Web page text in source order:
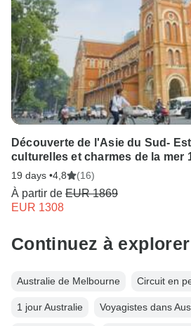
Découverte de l'Asie du Sud-
culturelles et charmes de la mer
19 days •4,8 (16)
À partir de EUR 1869
EUR 1308
Continuez à
Australie de Melbourne Circuit en
1 jour Australie Voyagistes dans